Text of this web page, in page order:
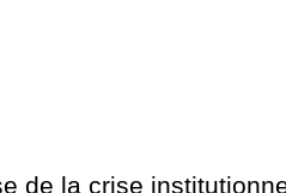
de la crise